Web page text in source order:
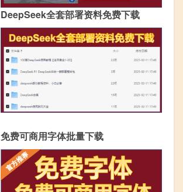
DeepSeek全套部署资料免费下载
免费可商用字体批量下载